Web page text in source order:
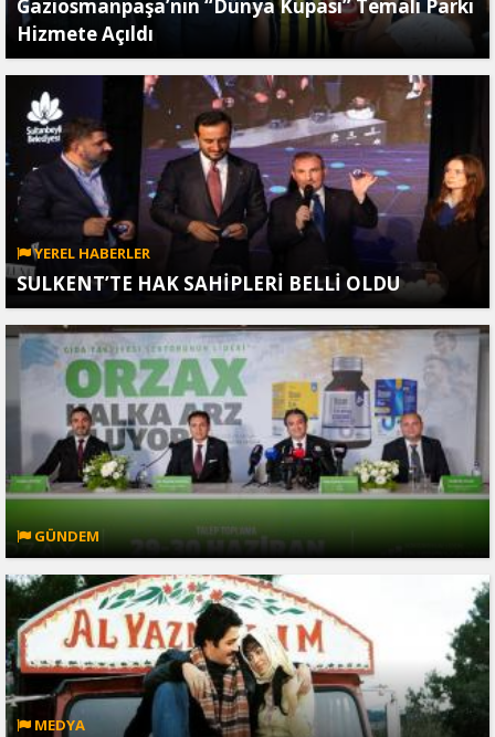
Gaziosmanpaşa’nın “Dünya Kupası” Temalı Parkı
Hizmete Açıldı
YEREL HABERLER
SULKENT’TE HAK SAHİPLERİ BELLİ OLDU
GÜNDEM
MEDYA